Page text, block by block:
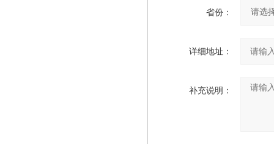
省份：
详细地址：
补充说明：